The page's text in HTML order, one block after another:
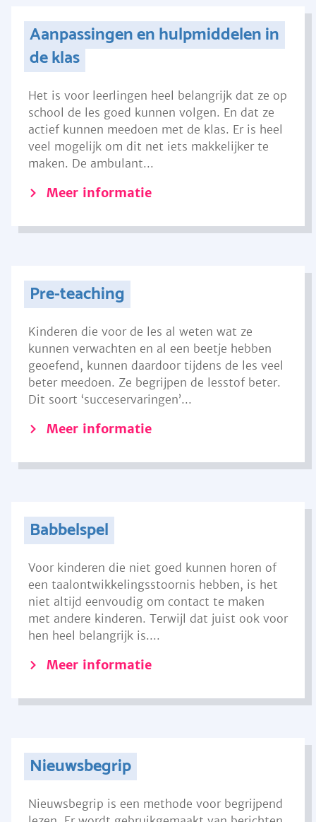
Aanpassingen en hulpmiddelen in
de klas
Het is voor leerlingen heel belangrijk dat ze op
school de les goed kunnen volgen. En dat ze
actief kunnen meedoen met de klas. Er is heel
veel mogelijk om dit net iets makkelijker te
maken. De ambulant...
Meer informatie
Pre-teaching
Kinderen die voor de les al weten wat ze
kunnen verwachten en al een beetje hebben
geoefend, kunnen daardoor tijdens de les veel
beter meedoen. Ze begrijpen de lesstof beter.
Dit soort ‘succeservaringen’...
Meer informatie
Babbelspel
Voor kinderen die niet goed kunnen horen of
een taalontwikkelingsstoornis hebben, is het
niet altijd eenvoudig om contact te maken
met andere kinderen. Terwijl dat juist ook voor
hen heel belangrijk is....
Meer informatie
Nieuwsbegrip
Nieuwsbegrip is een methode voor begrijpend